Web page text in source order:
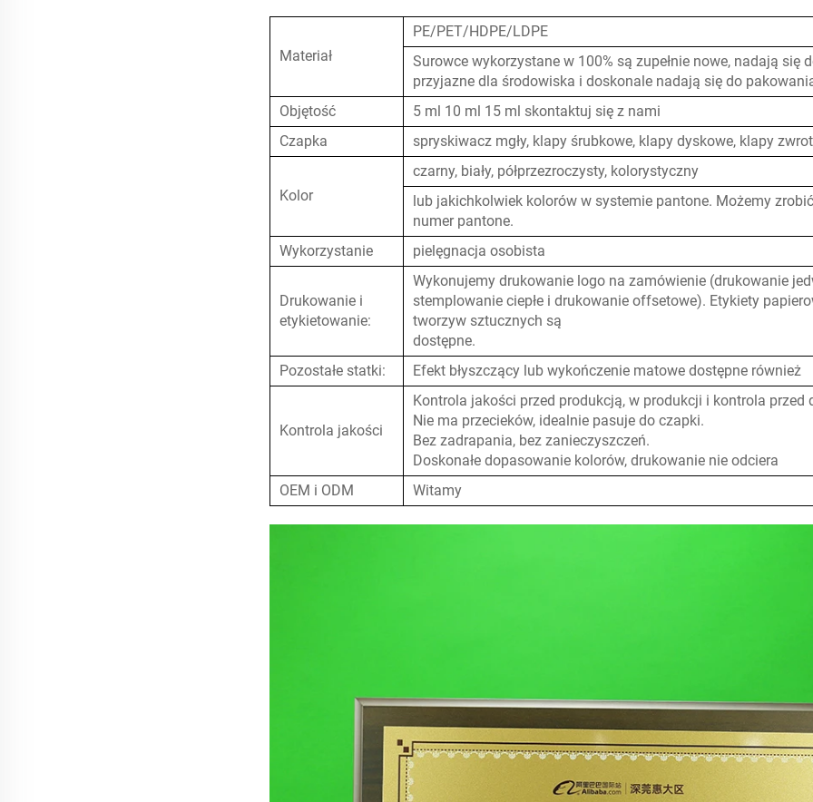
Materiał
PE/PET/HDPE/LDPE
Surowce wykorzystane w 100% są zupełnie nowe, nadają się
przyjazne dla środowiska i doskonale nadają się do
Objętość
5 ml 10 ml 15 ml skontaktuj się z nami
Czapka
spryskiwacz mgły, klapy śrubkowe, klapy dyskowe, klapy
Kolor
czarny, biały, półprzezroczysty, kolorystyczny
lub jakichkolwiek kolorów w systemie pantone. Możemy
numer pantone.
Wykorzystanie
pielęgnacja osobista
Drukowanie i
etykietowanie:
Wykonujemy drukowanie logo na zamówienie (drukowanie
stemplowanie ciepłe i drukowanie offsetowe). Etykiety
tworzyw sztucznych są
dostępne.
Pozostałe statki:
Efekt błyszczący lub wykończenie matowe dostępne również
Kontrola jakości
Kontrola jakości przed produkcją, w produkcji i kontrola przed
Nie ma przecieków, idealnie pasuje do czapki.
Bez zadrapania, bez zanieczyszczeń.
Doskonałe dopasowanie kolorów, drukowanie nie odciera
OEM i ODM
Witamy